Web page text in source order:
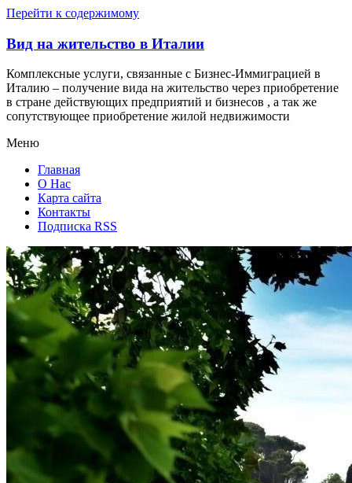
Перейти к содержимому
Вид на жительство в Италии
Комплексные услуги, связанные с Бизнес-Иммиграцией в
Италию – получение вида на жительство через приобретение
в стране действующих предприятий и бизнесов , а так же
сопутствующее приобретение жилой недвижимости
Меню
Главная
О Нас
Карта сайта
Контакты
Подписка RSS